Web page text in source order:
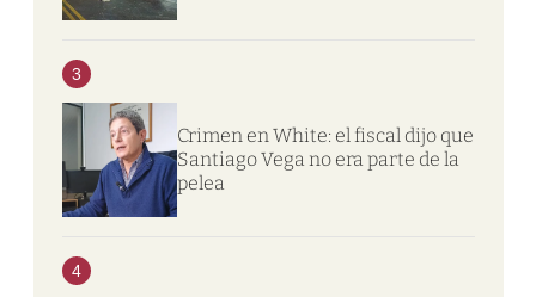
3
Crimen en White: el fiscal dijo que
Santiago Vega no era parte de la
pelea
4